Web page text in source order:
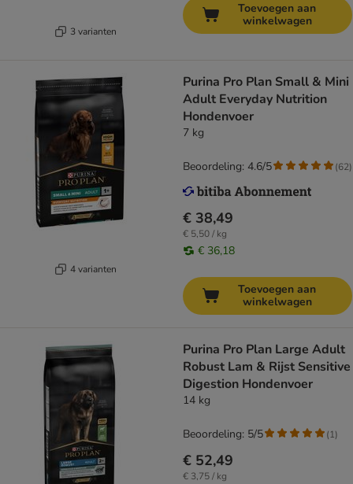
3 varianten
Toevoegen aan
winkelwagen
4 varianten
Purina Pro Plan Small & Mini
Adult Everyday Nutrition
Hondenvoer
7 kg
€ 38,49
€ 5,50 / kg
€ 36,18
Beoordeling: 4.6/5 (62)
Toevoegen aan
winkelwagen
Purina Pro Plan Large Adult
Robust Lam & Rijst Sensitive
Digestion Hondenvoer
14 kg
€ 52,49
€ 3,75 / kg
Beoordeling: 5/5 (1)